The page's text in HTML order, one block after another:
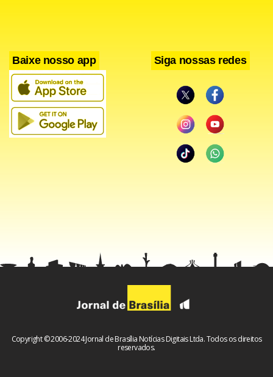
Baixe nosso app Siga nossas redes
Copyright © 2006-2024 Jornal de Brasília Notícias Digitais Ltda. Todos os direitos
reservados.